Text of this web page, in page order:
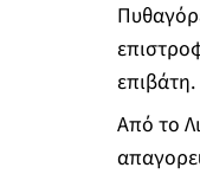
επιβάτη.
Από το